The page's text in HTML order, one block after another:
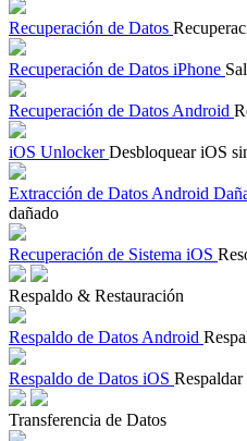
Recuperación de Datos
Recuperación de Datos iPhone
Recuperación de Datos Android
iOS Unlocker Desbloquear iOS
Extracción de Datos Android
dañado
Recuperación de Sistema iOS
Respaldo & Restauración
Respaldo de Datos Android
Respaldo de Datos iOS
Transferencia de Datos